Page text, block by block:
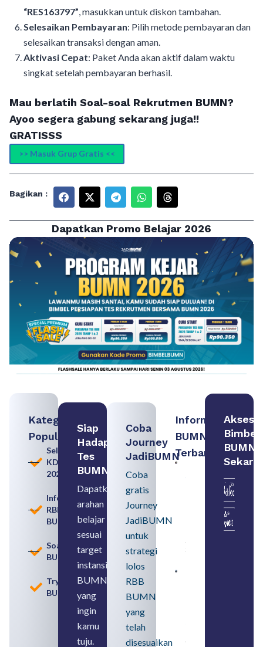
“RES163797”, masukkan untuk diskon tambahan.
Selesaikan Pembayaran: Pilih metode pembayaran dan
selesaikan transaksi dengan aman.
Aktivasi Cepat: Paket Anda akan aktif dalam waktu
singkat setelah pembayaran berhasil.
Mau berlatih Soal-soal Rekrutmen BUMN?
Ayoo segera gabung sekarang juga!!
GRATISSS
>> Masuk Grup Gratis <<
Bagikan :
Dapatkan Promo Belajar 2026
Kategori
Populer
Seleksi
KDKMP
2026
Informasi
RBB
BUMN
Soal
BUMN
Tryout
BUMN
Siap
Hadapi
Tes
BUMN
Dapatkan
arahan
belajar
sesuai
target
instansi
BUMN
yang
ingin
kamu
tuju.
Coba
Journey
JadiBUMN
Coba
gratis
Journey
JadiBUMN
untuk
strategi
lolos
RBB
BUMN
yang
telah
disesuaikan
Informasi
BUMN
Terbaru:
Persiapan
Seleksi
Rekrutmen
Memahami
August 8,
2026
August 6,
Akses
Bimbel
BUMN